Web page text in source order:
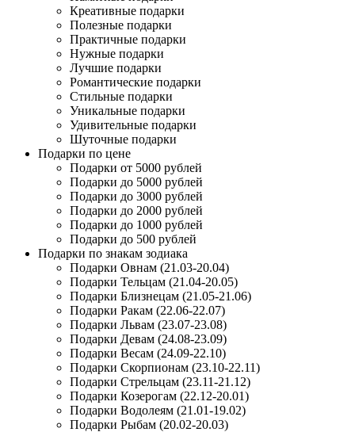
Креативные подарки
Полезные подарки
Практичные подарки
Нужные подарки
Лучшие подарки
Романтические подарки
Стильные подарки
Уникальные подарки
Удивительные подарки
Шуточные подарки
Подарки по цене
Подарки от 5000 рублей
Подарки до 5000 рублей
Подарки до 3000 рублей
Подарки до 2000 рублей
Подарки до 1000 рублей
Подарки до 500 рублей
Подарки по знакам зодиака
Подарки Овнам (21.03-20.04)
Подарки Тельцам (21.04-20.05)
Подарки Близнецам (21.05-21.06)
Подарки Ракам (22.06-22.07)
Подарки Львам (23.07-23.08)
Подарки Девам (24.08-23.09)
Подарки Весам (24.09-22.10)
Подарки Скорпионам (23.10-22.11)
Подарки Стрельцам (23.11-21.12)
Подарки Козерогам (22.12-20.01)
Подарки Водолеям (21.01-19.02)
Подарки Рыбам (20.02-20.03)